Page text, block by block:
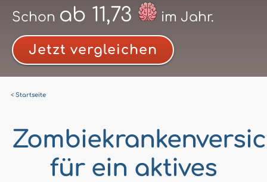
Schon ab 11,73 im Jahr.
Jetzt vergleichen
Startseite
für ein aktives